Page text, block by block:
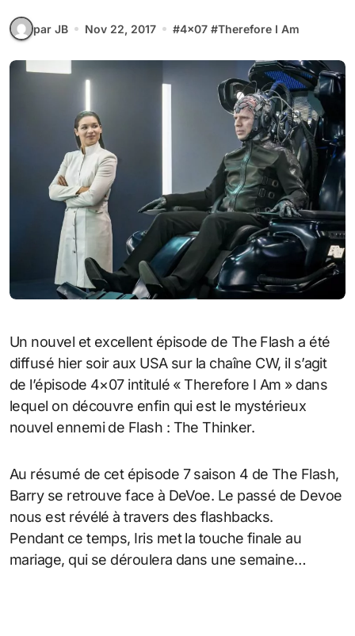
par JB Nov 22, 2017 #4x07 #Therefore I Am
Un nouvel et excellent épisode de The Flash a été
diffusé hier soir aux USA sur la chaîne CW, il s’agit
de l’épisode 4×07 intitulé « Therefore I Am » dans
lequel on découvre enfin qui est le mystérieux
nouvel ennemi de Flash : The Thinker.
Au résumé de cet épisode 7 saison 4 de The Flash,
Barry se retrouve face à DeVoe. Le passé de Devoe
nous est révélé à travers des flashbacks.
Pendant ce temps, Iris met la touche finale au
mariage, qui se déroulera dans une semaine…